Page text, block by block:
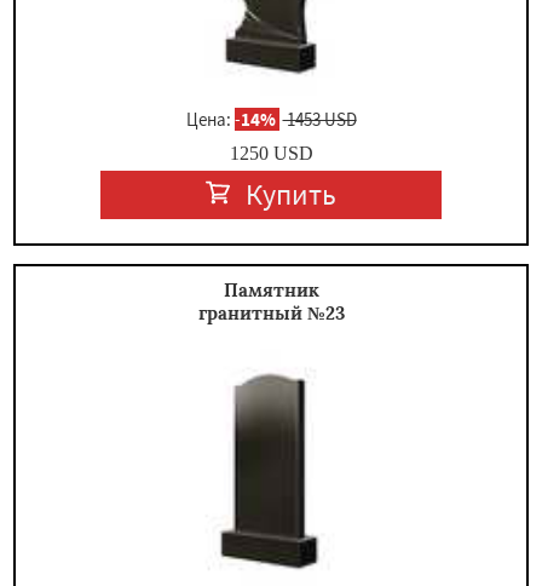
Цена: -14% 1453 USD
1250USD
Купить
Памятник
гранитный №23